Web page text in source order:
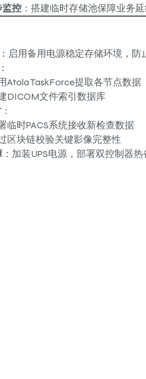
监控 ：搭建临时存储池保障业务
启用备用电源稳定存储环境，防
Atola TaskForce提取各节点数据
DICOM文件索引数据库
：
临时PACS系统接收新检查数据
区块链校验关键影像完整性
：加装UPS电源，部署双控制器